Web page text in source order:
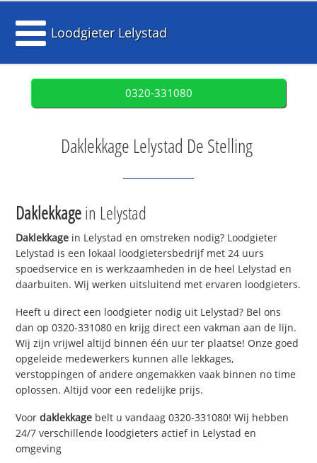
Loodgieter Lelystad
0320-331080
Daklekkage Lelystad De Stelling
Daklekkagein Lelystad
Daklekkage in Lelystad en omstreken nodig? Loodgieter
Lelystad is een lokaal loodgietersbedrijf met 24 uurs
spoedservice en is werkzaamheden in de heel Lelystad en
daarbuiten. Wij werken uitsluitend met ervaren loodgieters.
Heeft u direct een loodgieter nodig uit Lelystad? Bel ons
dan op 0320-331080 en krijg direct een vakman aan de lijn.
Wij zijn vrijwel altijd binnen één uur ter plaatse! Onze goed
opgeleide medewerkers kunnen alle lekkages,
verstoppingen of andere ongemakken vaak binnen no time
oplossen. Altijd voor een redelijke prijs.
Voordaklekkage belt u vandaag 0320-331080! Wij hebben
24/7 verschillende loodgieters actief in Lelystad en
omgeving